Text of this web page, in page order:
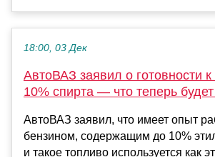
18:00, 03 Дек
АвтоВАЗ заявил о готовности к
10% спирта — что теперь
АвтоВАЗ заявил, что имеет опыт
бензином, содержащим до 10%
и такое топливо используется как